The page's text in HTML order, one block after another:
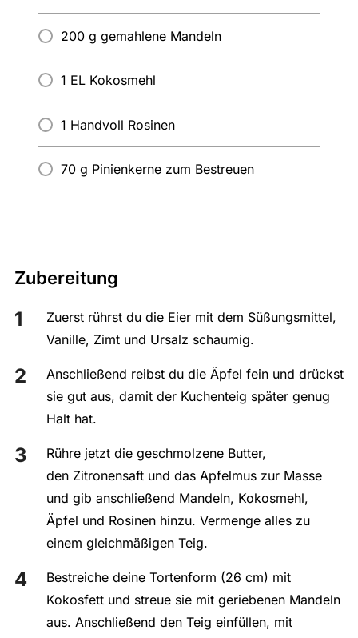
200 g gemahlene Mandeln
1 EL Kokosmehl
1 Handvoll Rosinen
70 g Pinienkerne zum Bestreuen
Zubereitung
Zuerst rührst du die Eier mit dem Süßungsmittel,
Vanille, Zimt und Ursalz schaumig.
Anschließend reibst du die Äpfel fein und drückst
sie gut aus, damit der Kuchenteig später genug
Halt hat.
Rühre jetzt die geschmolzene Butter,
den Zitronensaft und das Apfelmus zur Masse
und gib anschließend Mandeln, Kokosmehl,
Äpfel und Rosinen hinzu. Vermenge alles zu
einem gleichmäßigen Teig.
Bestreiche deine Tortenform (26 cm) mit
Kokosfett und streue sie mit geriebenen Mandeln
aus. Anschließend den Teig einfüllen, mit